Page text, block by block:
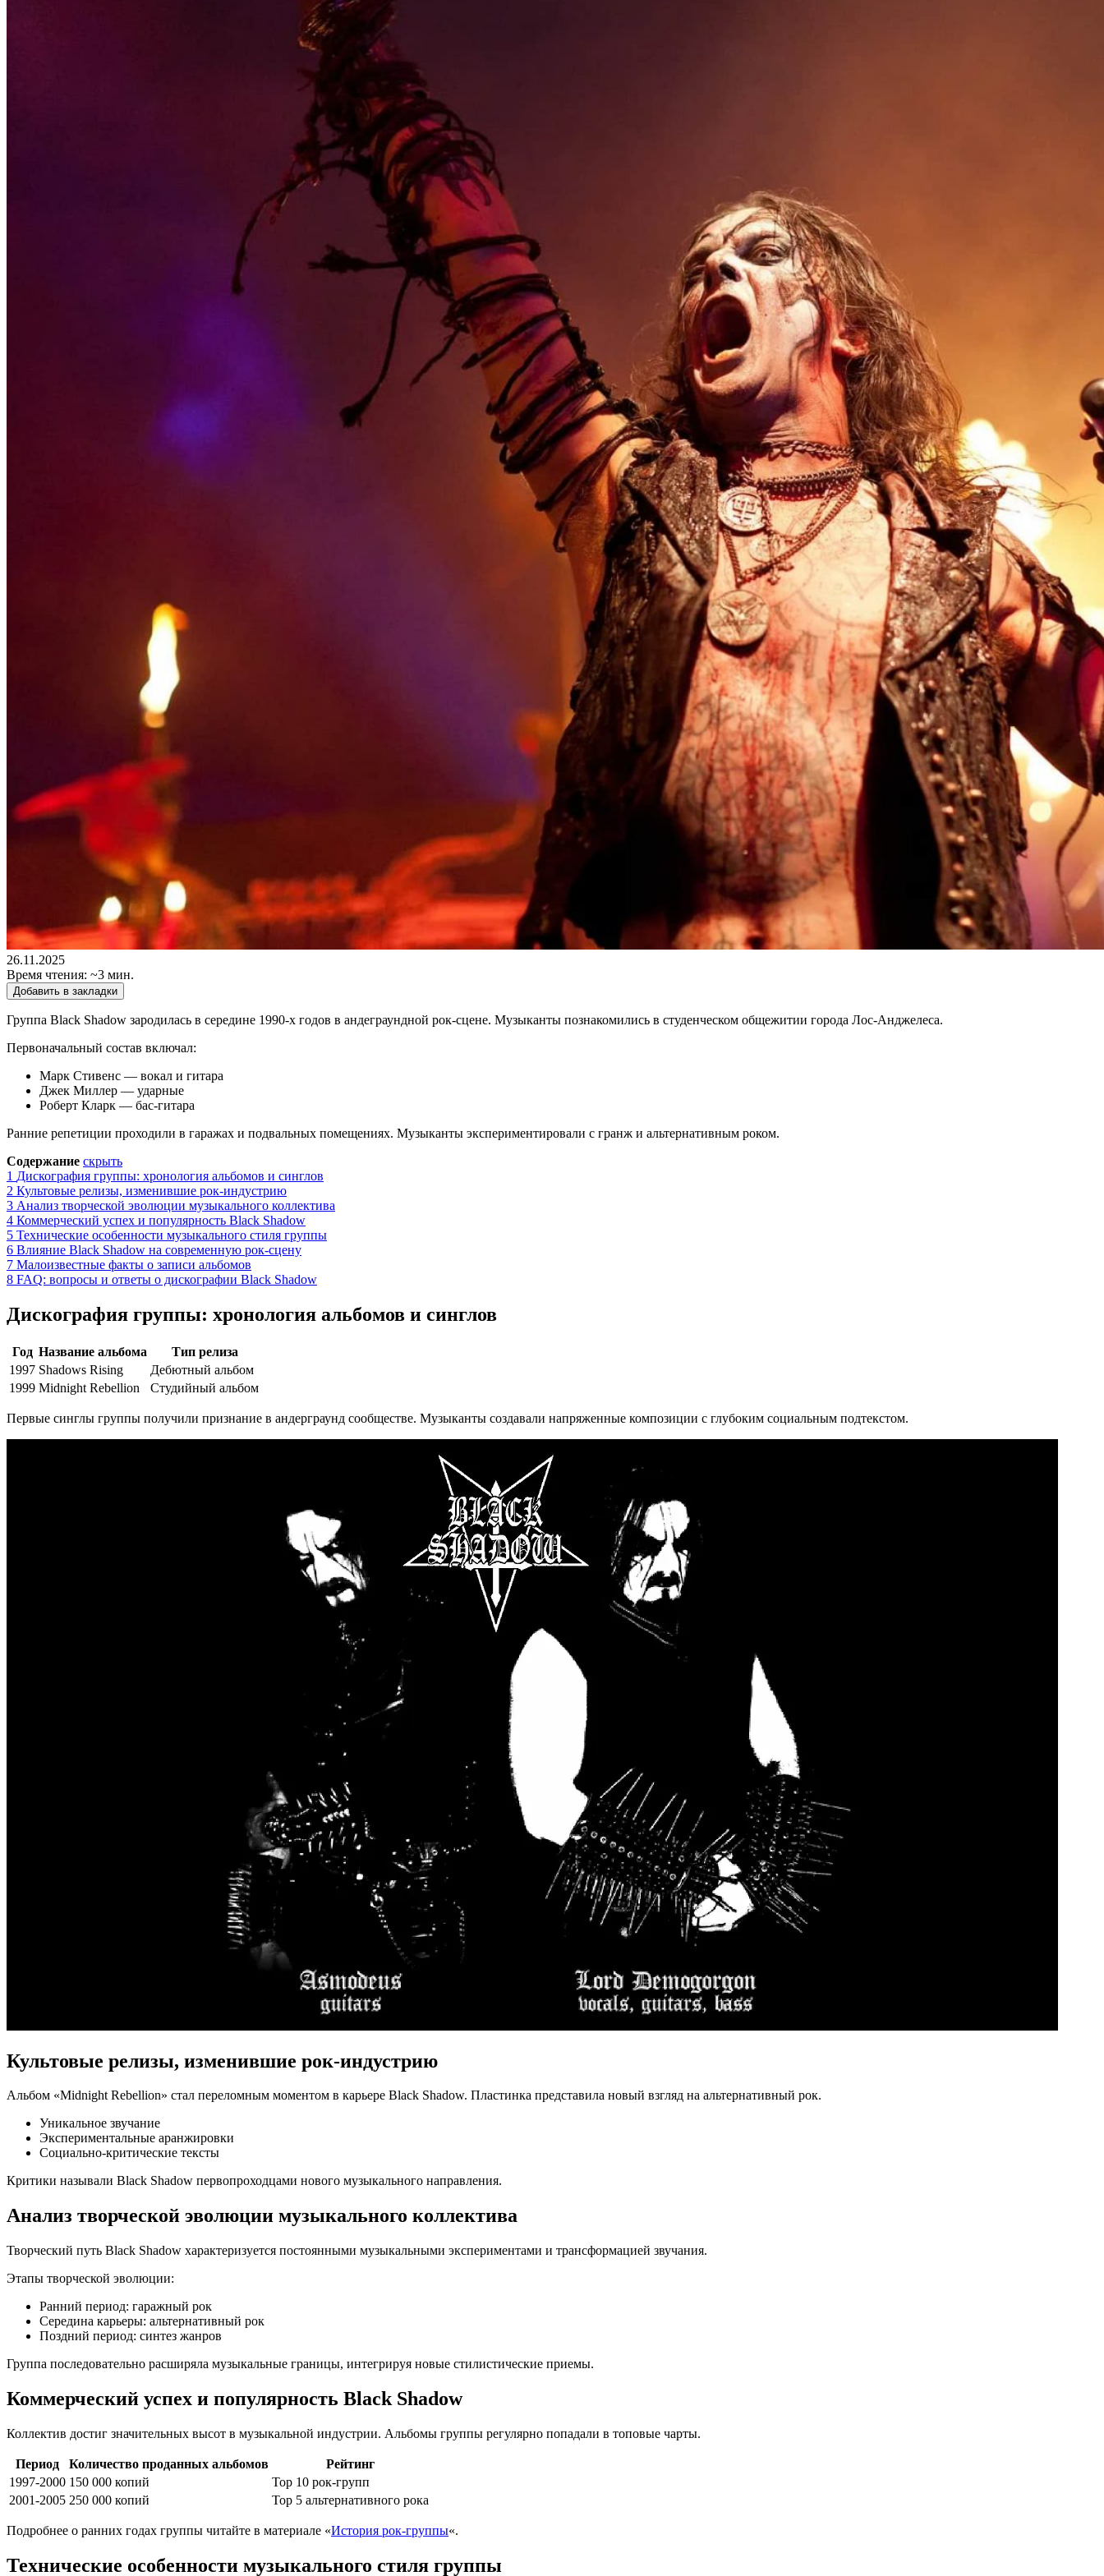
26.11.2025
Время чтения: ~3 мин.
Добавить в закладки
Группа Black Shadow зародилась в середине 1990-х годов в андеграундной рок-сцене. Музыканты познакомились в студенческом общежитии города Лос-Анджелеса.
Первоначальный состав включал:
Марк Стивенс — вокал и гитара
Джек Миллер — ударные
Роберт Кларк — бас-гитара
Ранние репетиции проходили в гаражах и подвальных помещениях. Музыканты экспериментировали с гранж и альтернативным роком.
Содержание скрыть
1 Дискография группы: хронология альбомов и синглов
2 Культовые релизы, изменившие рок-индустрию
3 Анализ творческой эволюции музыкального коллектива
4 Коммерческий успех и популярность Black Shadow
5 Технические особенности музыкального стиля группы
6 Влияние Black Shadow на современную рок-сцену
7 Малоизвестные факты о записи альбомов
8 FAQ: вопросы и ответы о дискографии Black Shadow
Дискография группы: хронология альбомов и синглов
Год Название альбома
Тип релиза
1997 Shadows Rising
Дебютный альбом
1999 Midnight Rebellion Студийный альбом
Первые синглы группы получили признание в андерграунд сообществе. Музыканты создавали напряженные композиции с глубоким социальным подтекстом.
Культовые релизы, изменившие рок-индустрию
Альбом «Midnight Rebellion» стал переломным моментом в карьере Black Shadow. Пластинка представила новый взгляд на альтернативный рок.
Уникальное звучание
Экспериментальные аранжировки
Социально-критические тексты
Критики называли Black Shadow первопроходцами нового музыкального направления.
Анализ творческой эволюции музыкального коллектива
Творческий путь Black Shadow характеризуется постоянными музыкальными экспериментами и трансформацией звучания.
Этапы творческой эволюции:
Ранний период: гаражный рок
Середина карьеры: альтернативный рок
Поздний период: синтез жанров
Группа последовательно расширяла музыкальные границы, интегрируя новые стилистические приемы.
Коммерческий успех и популярность Black Shadow
Коллектив достиг значительных высот в музыкальной индустрии. Альбомы группы регулярно попадали в топовые чарты.
Период Количество проданных альбомов
Рейтинг
1997-2000 150 000 копий
Top 10 рок-групп
2001-2005 250 000 копий Top 5 альтернативного рока
Подробнее о ранних годах группы читайте в материале «История рок-группы«.
Технические особенности музыкального стиля группы